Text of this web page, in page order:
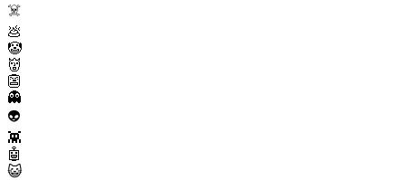
☠️
💩
🤡
👹
👺
👻
👽
👾
🤖
😺